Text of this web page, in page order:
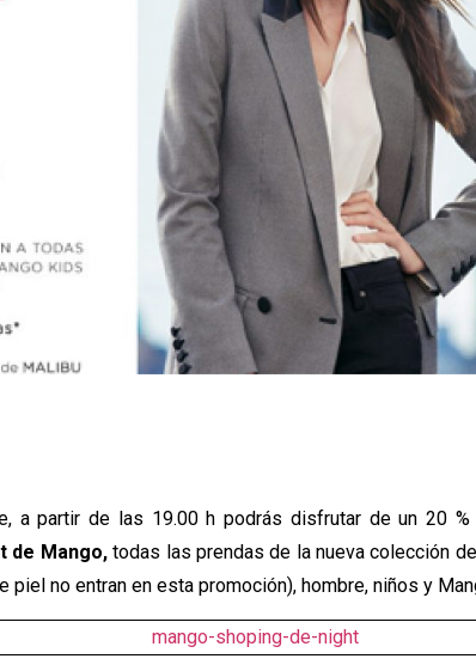
a partir de las 19.00 h podrás disfrutar de un 20
de Mango,todas las prendas de la nueva colección
piel no entran en esta promoción), hombre, niños y